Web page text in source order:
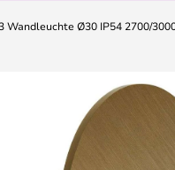
Wandleuchte Ø30 IP54 2700/